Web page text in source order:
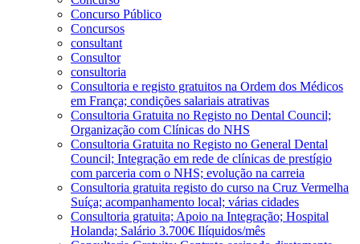
Concurso Público
Concursos
consultant
Consultor
consultoria
Consultoria e registo gratuitos na Ordem dos Médicos
em França; condições salariais atrativas
Consultoria Gratuita no Registo no Dental Council;
Organização com Clínicas do NHS
Consultoria Gratuita no Registo no General Dental
Council; Integração em rede de clínicas de prestígio
com parceria com o NHS; evolução na carreia
Consultoria gratuita registo do curso na Cruz Vermelha
Suíça; acompanhamento local; várias cidades
Consultoria gratuita; Apoio na Integração; Hospital
Holanda; Salário 3.700€ Ilíquidos/mês